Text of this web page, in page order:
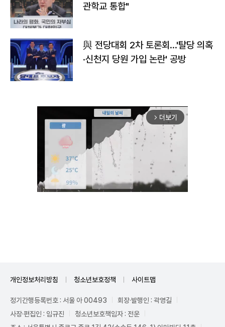
관학교 통합"
與 전당대회 2차 토론회…'탈당 의혹
·신천지 당원 가입 논란' 공방
arrow_forward_ios 더보기
개인정보처리방침 청소년보호정책 사이트맵
정기간행등록번호 : 서울 아 00493
회장·발행인 : 곽영길
사장·편집인 : 임규진
청소년보호책임자 : 전운